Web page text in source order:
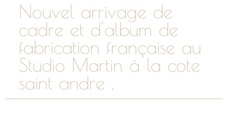
Nouvel arrivage de
cadre et d'album de
fabrication française au
Studio Martin à la cote
saint andre .